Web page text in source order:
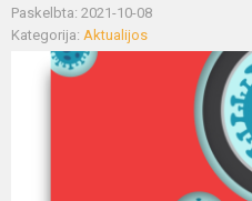
Paskelbta: 2021-10-08
Kategorija: Aktualijos